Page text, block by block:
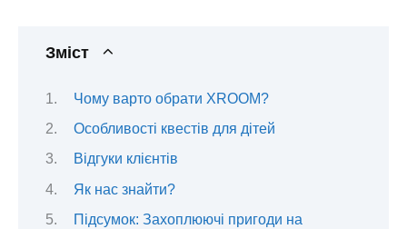
Зміст
Чому варто обрати XROOM?
Особливості квестів для дітей
Відгуки клієнтів
Як нас знайти?
Підсумок: Захоплюючі пригоди на